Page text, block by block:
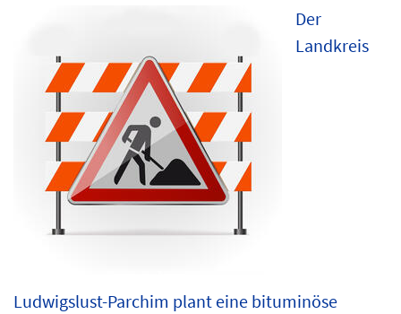
Der
Landkreis
Ludwigslust-Parchim plant eine bituminöse